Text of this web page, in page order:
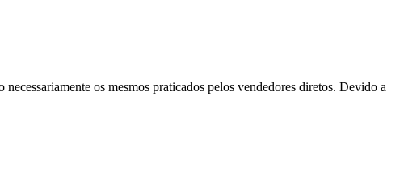
os mesmos praticados pelos vendedores diretos. Devido a